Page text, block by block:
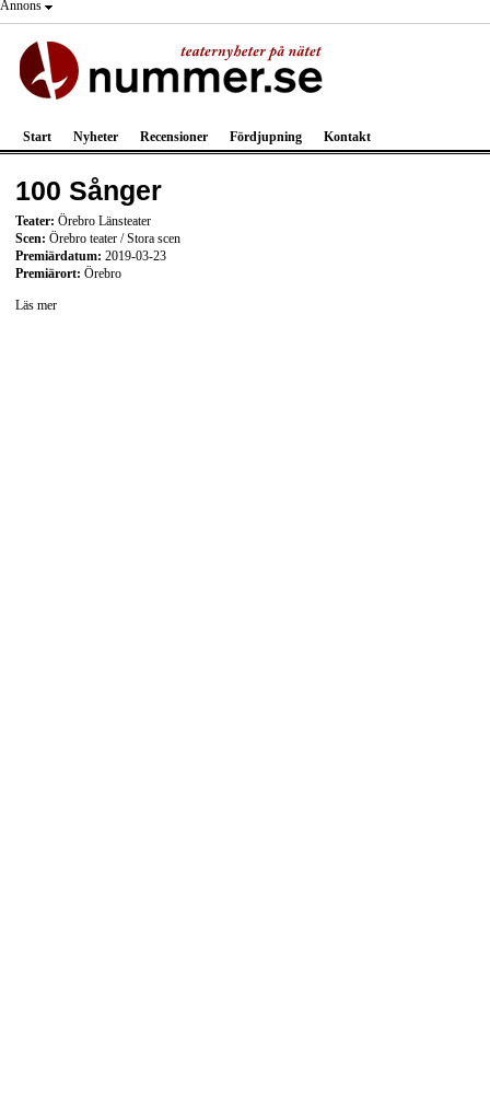
Annons
Start Nyheter Recensioner Fördjupning Kontakt
100 Sånger
Teater: Örebro Länsteater
Scen: Örebro teater / Stora scen
Premiärdatum: 2019-03-23
Premiärort: Örebro
Läs mer